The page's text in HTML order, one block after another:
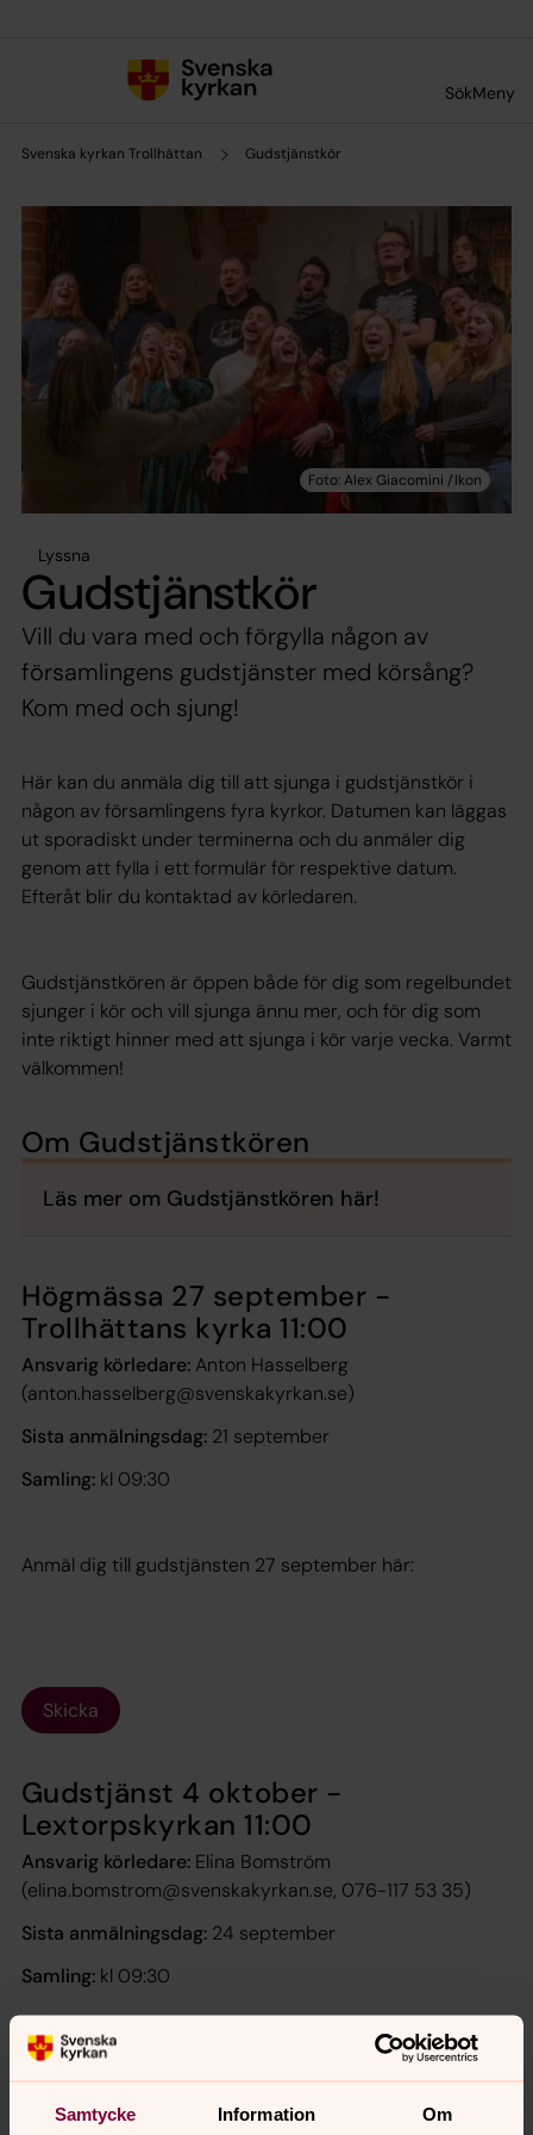
Samtycke Information Om
SökMeny
Svenska kyrkan Trollhättan Gudstjänstkör
Lyssna
Gudstjänstkör
Vill du vara med och förgylla någon av
församlingens gudstjänster med körsång?
Kom med och sjung!
Här kan du anmäla dig till att sjunga i gudstjänstkör i
någon av församlingens fyra kyrkor. Datumen kan läggas
ut sporadiskt under terminerna och du anmäler dig
genom att fylla i ett formulär för respektive datum.
Efteråt blir du kontaktad av körledaren.
Gudstjänstkören är öppen både för dig som regelbundet
sjunger i kör och vill sjunga ännu mer, och för dig som
inte riktigt hinner med att sjunga i kör varje vecka. Varmt
välkommen!
Om Gudstjänstkören
Läs mer om Gudstjänstkören här!
Högmässa 27 september -
Trollhättans kyrka 11:00
Ansvarig körledare: Anton Hasselberg
(anton.hasselberg@svenskakyrkan.se)
Sista anmälningsdag: 21 september
Samling: kl 09:30
Anmäl dig till gudstjänsten 27 september här:
Skicka
Gudstjänst 4 oktober -
Lextorpskyrkan 11:00
Ansvarig körledare: Elina Bomström
(elina.bomstrom@svenskakyrkan.se, 076-117 53 35)
Sista anmälningsdag: 24 september
Samling: kl 09:30
Anmäl dig till gudstjänsten 4 oktober här: